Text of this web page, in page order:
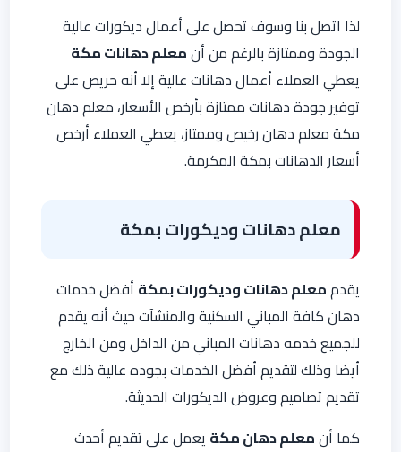
لذا اتصل بنا وسوف تحصل على أعمال ديكورات عالية
الجودة وممتازة بالرغم من أنمعلم دهانات مكة
يعطي العملاء أعمال دهانات عالية إلا أنه حريص على
توفير جودة دهانات ممتازة بأرخص الأسعار، معلم دهان
مكة معلم دهان رخيص وممتاز، يعطي العملاء أرخص
أسعار الدهانات بمكة المكرمة.
معلم دهانات وديكورات بمكة
يقدممعلم دهانات وديكورات بمكة أفضل خدمات
دهان كافة المباني السكنية والمنشآت حيث أنه يقدم
للجميع خدمه دهانات المباني من الداخل ومن الخارج
أيضا وذلك لتقديم أفضل الخدمات بجوده عالية ذلك مع
تقديم تصاميم وعروض الديكورات الحديثة.
كما أنمعلم دهان مكة يعمل على تقديم أحدث